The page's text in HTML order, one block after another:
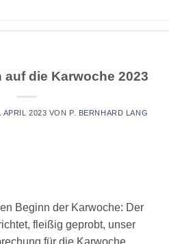
die Karwoche 2023
APRIL 2023 VON P. BERNHARD LANG
Beginn der Karwoche: Der
fleißig geprobt, unser
für die Karwoche